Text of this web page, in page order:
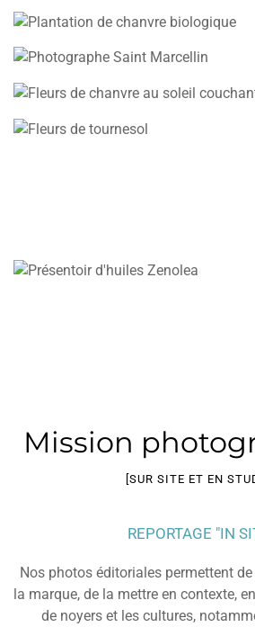
Mission
[SUR SITE ET EN
REPORTAGE "IN
Nos photos éditoriales permettent
la marque, de la mettre en contexte,
de noyers et les cultures,